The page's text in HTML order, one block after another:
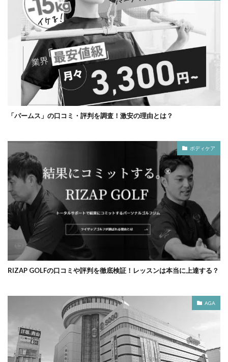
「パームス」の口コミ・評判を調査！激安の理由とは？
ボディケア
RIZAP GOLFの口コミや評判を徹底検証！レッスンは本当に上達する？
AGA